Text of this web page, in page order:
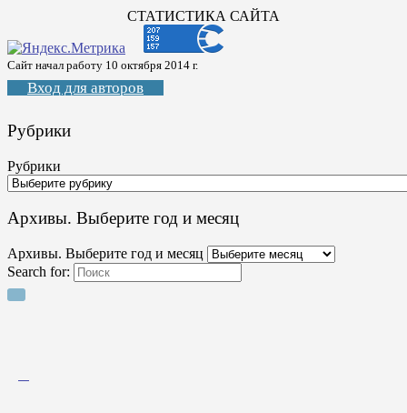
СТАТИСТИКА САЙТА
Сайт начал работу 10 октября 2014 г.
Вход для авторов
Рубрики
Рубрики
Архивы. Выберите год и месяц
Архивы. Выберите год и месяц
Search for: